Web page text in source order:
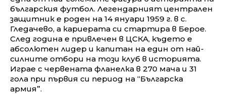
българския футбол. Легендарният централен
защитник е роден на 14 януари 1959 г. в с.
Гледачево, а кариерата си стартира в Берое.
След година е привлечен в ЦСКА, където е
абсолютен лидер и капитан на един от най-
силните отбори на този клуб в историята.
Играе с червената фланелка в 270 мача и 31
гола при първия си период на “Българска
армия”.